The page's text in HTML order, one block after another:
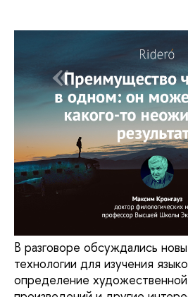
В разговоре обсуждались
технологии для изучения
определение